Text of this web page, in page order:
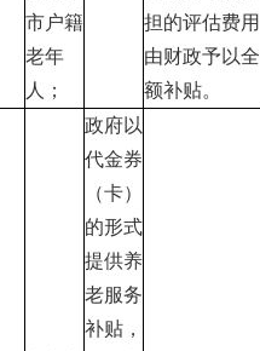
市户籍
老年
人；
担的评估费用
由财政予以全
额补贴。
政府以
代金券
（卡）
的形式
提供养
老服务
补贴，